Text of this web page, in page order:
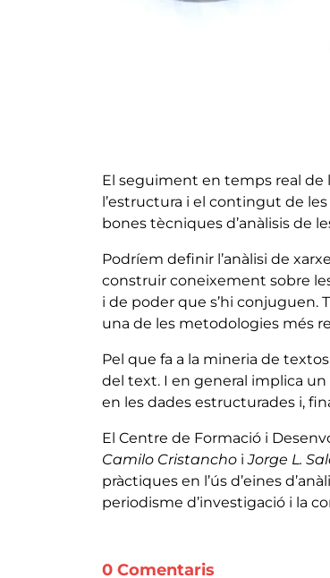
El seguiment en temps real de
l’estructura i el contingut de
bones tècniques d’anàlisis de
Podríem definir l’anàlisi de
construir coneixement sobre
i de poder que s’hi conjuguen.
una de les metodologies més
Pel que fa a la mineria de
del text. I en general implica
en les dades estructurades i,
El Centre de Formació i
Camilo Cristancho iJorge L.
pràctiques en l’ús d’eines
periodisme d’investigació i la
0 Comentaris